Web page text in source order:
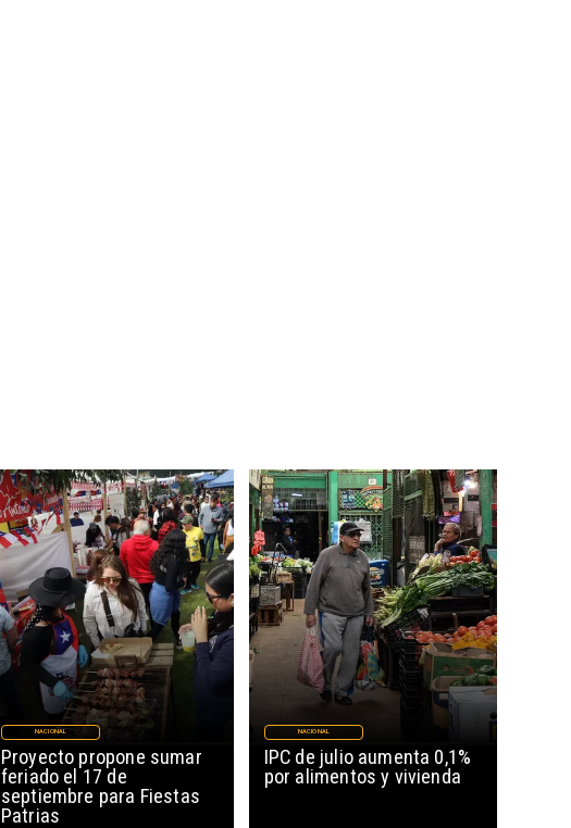
Proyecto propone sumar
feriado el 17 de
septiembre para Fiestas
Patrias
NACIONAL
IPC de julio aumenta 0,1%
por alimentos y vivienda
NACIONAL